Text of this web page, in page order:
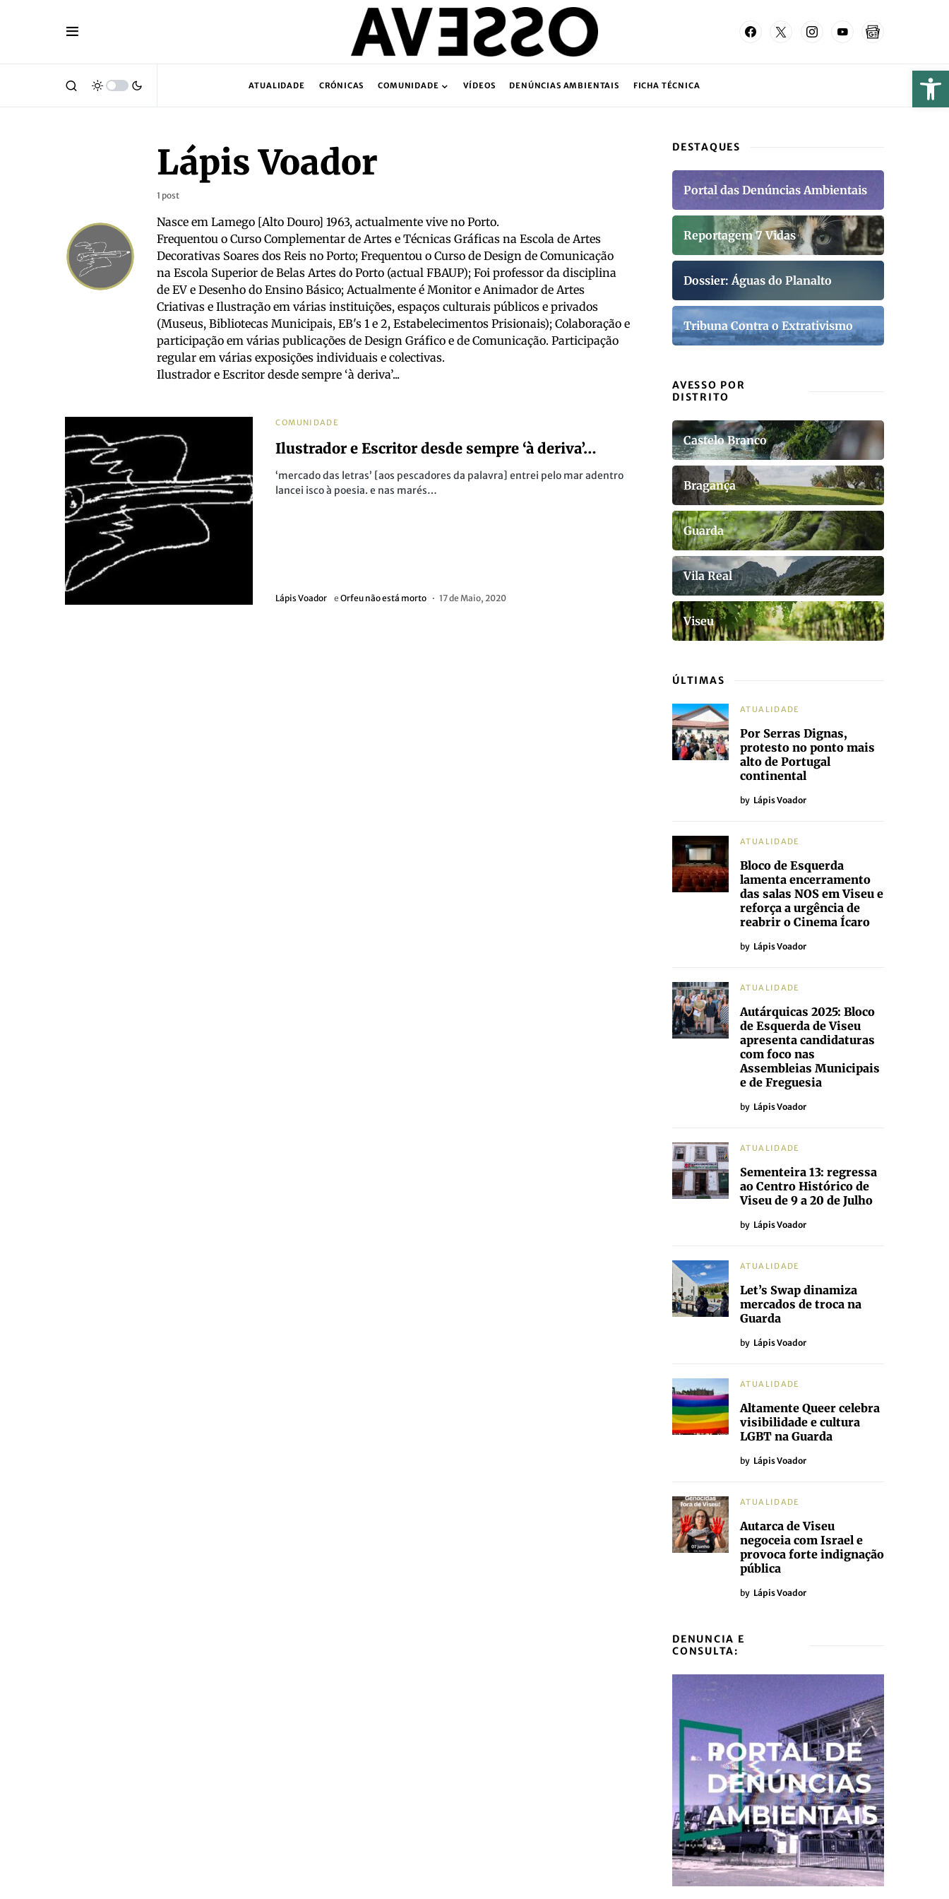
ATUALIDADE CRÓNICAS COMUNIDADE VÍDEOS DENÚNCIAS AMBIENTAIS FICHA TÉCNICA
Lápis Voador
1 post
Nasce em Lamego [Alto Douro] 1963, actualmente vive no Porto.
Frequentou o Curso Complementar de Artes e Técnicas Gráficas na Escola de Artes
Decorativas Soares dos Reis no Porto; Frequentou o Curso de Design de Comunicação
na Escola Superior de Belas Artes do Porto (actual FBAUP); Foi professor da disciplina
de EV e Desenho do Ensino Básico; Actualmente é Monitor e Animador de Artes
Criativas e Ilustração em várias instituições, espaços culturais públicos e privados
(Museus, Bibliotecas Municipais, EB's 1 e 2, Estabelecimentos Prisionais); Colaboração e
participação em várias publicações de Design Gráfico e de Comunicação. Participação
regular em várias exposições individuais e colectivas.
Ilustrador e Escritor desde sempre ‘à deriva’...
COMUNIDADE
Ilustrador e Escritor desde sempre ‘à deriva’…
‘mercado das letras’ [aos pescadores da palavra] entrei pelo mar adentro
lancei isco à poesia. e nas marés…
Lápis Voador eOrfeu não está morto 17 de Maio, 2020
DESTAQUES
Portal das Denúncias Ambientais
Reportagem 7 Vidas
Dossier: Águas do Planalto
Tribuna Contra o Extrativismo
AVESSO POR
DISTRITO
Castelo Branco
Bragança
Guarda
Vila Real
Viseu
ÚLTIMAS
ATUALIDADE
Por Serras Dignas,
protesto no ponto mais
alto de Portugal
continental
by Lápis Voador
ATUALIDADE
Bloco de Esquerda
lamenta encerramento
das salas NOS em Viseu e
reforça a urgência de
reabrir o Cinema Ícaro
by Lápis Voador
ATUALIDADE
Autárquicas 2025: Bloco
de Esquerda de Viseu
apresenta candidaturas
com foco nas
Assembleias Municipais
e de Freguesia
by Lápis Voador
ATUALIDADE
Sementeira 13: regressa
ao Centro Histórico de
Viseu de 9 a 20 de Julho
by Lápis Voador
ATUALIDADE
Let’s Swap dinamiza
mercados de troca na
Guarda
by Lápis Voador
ATUALIDADE
Altamente Queer celebra
visibilidade e cultura
LGBT na Guarda
by Lápis Voador
ATUALIDADE
Autarca de Viseu
negoceia com Israel e
provoca forte indignação
pública
by Lápis Voador
DENUNCIA E
CONSULTA: